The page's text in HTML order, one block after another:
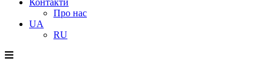
Контакти
Про нас
UA
RU